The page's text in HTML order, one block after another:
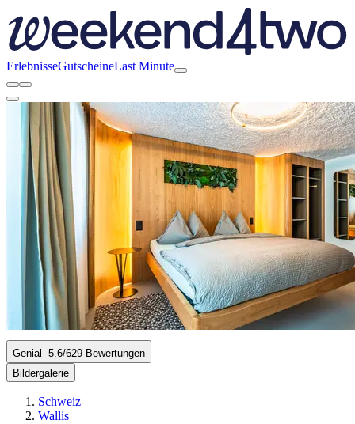
ErlebnisseGutscheineLast Minute
Genial 5.6/629 Bewertungen
Bildergalerie
Schweiz
Wallis